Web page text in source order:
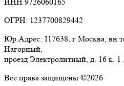
ОГРН: 1237700829442
Юр.Адрес: 117638, г Москва,
Нагорный,
проезд Электролитный, д. 16 к. 1
Все права защищены ©2026